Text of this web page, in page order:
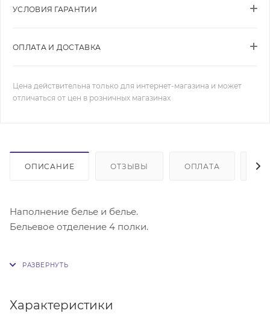
УСЛОВИЯ ГАРАНТИИ
ОПЛАТА И ДОСТАВКА
Цена действительна только для интернет-магазина и может
отличаться от цен в розничных магазинах
ОПИСАНИЕ ОТЗЫВЫ ОПЛАТА
Наполнение белье и белье.
Бельевое отделение 4 полки.
Для этого он имеет просторный отдел с
Характеристики